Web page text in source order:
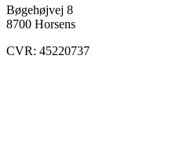
Bøgehøjvej 8
8700 Horsens
CVR: 45220737